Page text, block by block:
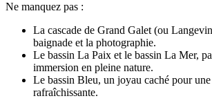
Ne manquez pas :
La cascade de Grand Galet (ou
baignade et la photographie.
Le bassin La Paix et le bassin La Mer,
immersion en pleine nature.
Le bassin Bleu, un joyau caché pour une
rafraîchissante.